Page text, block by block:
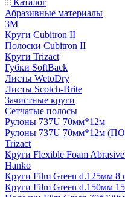
Каталог
Абразивные материалы
3M
Круги Cubitron II
Полоски Cubitron II
Круги Trizact
Губки SoftBack
Листы WetoDry
Листы Scotch-Brite
Зачистные круги
Сетчатые полосы
Рулоны 737U 70мм*12м
Рулоны 737U 70мм*12м
Trizact
Круги Flexible Foam
Hanko
Круги Film Green d.125мм 8
Круги Film Green d.150мм